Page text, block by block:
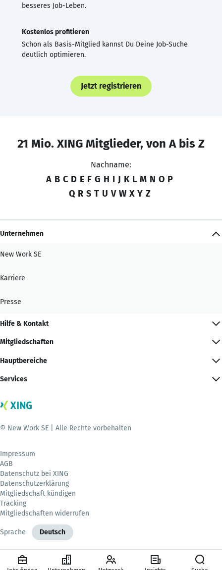
besseres Job-Leben.
Kostenlos profitieren
Schon als Basis-Mitglied kannst Du Deine Job-Suche
deutlich optimieren.
Jetzt registrieren
21 Mio. XING Mitglieder, von A bis Z
Nachname:
A B C D E F G H I J K L M N O P
Q R S T U V W X Y Z
Unternehmen
New Work SE
Karriere
Presse
Hilfe & Kontakt
Mitgliedschaften
Hauptbereiche
Services
© New Work SE | Alle Rechte vorbehalten
Impressum
AGB
Datenschutz bei XING
Datenschutzerklärung
Mitgliedschaft kündigen
Tracking
Mitgliedschaften widerrufen
Sprache Deutsch